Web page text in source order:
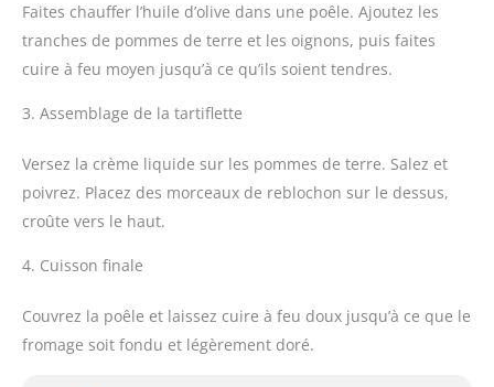
Faites chauffer l’huile d’olive dans une poêle. Ajoutez les
tranches de pommes de terre et les oignons, puis faites
cuire à feu moyen jusqu’à ce qu’ils soient tendres.
3. Assemblage de la tartiflette
Versez la crème liquide sur les pommes de terre. Salez et
poivrez. Placez des morceaux de reblochon sur le dessus,
croûte vers le haut.
4. Cuisson finale
Couvrez la poêle et laissez cuire à feu doux jusqu’à ce que le
fromage soit fondu et légèrement doré.